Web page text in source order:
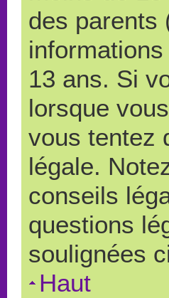
des parents
13 ans. Si
lorsque
vous tentez
légale.
conseils
questions
soulignées
Haut